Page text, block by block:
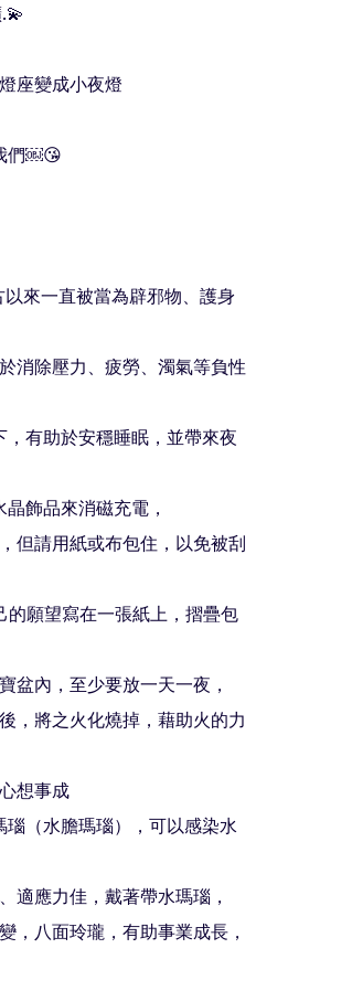
座變成小夜燈
們￼😘
來一直被當為辟邪物、護身
消除壓力、疲勞、濁氣等負性
有助於安穩睡眠，並帶來夜
飾品來消磁充電，
但請用紙或布包住，以免被刮
願望寫在一張紙上，摺疊包
盆內，至少要放一天一夜，
，將之火化燒掉，藉助火的力
想事成
（水膽瑪瑙），可以感染水
適應力佳，戴著帶水瑪瑙，
，八面玲瓏，有助事業成長，